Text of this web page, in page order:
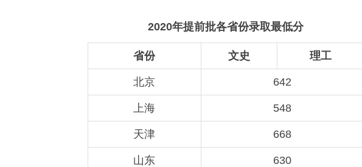
2020年提前批各省份录取最低分
省份 文史 理工
北京 642
上海 548
天津 668
山东 630